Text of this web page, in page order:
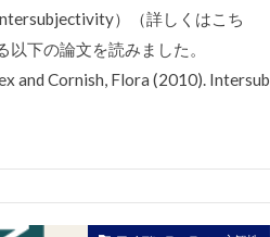
）（詳しくはこち
以下の論文を読みました。
and Cornish, Flora (2010). Intersub